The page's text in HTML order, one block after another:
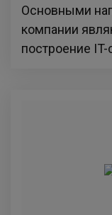
Основными
компании
построение